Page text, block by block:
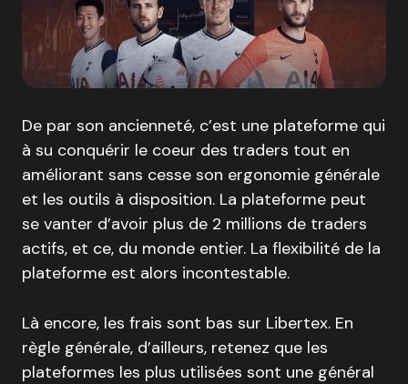
De par son ancienneté, c’est une plateforme qui
à su conquérir le coeur des traders tout en
améliorant sans cesse son ergonomie générale
et les outils à disposition. La plateforme peut
se vanter d’avoir plus de 2 millions de traders
actifs, et ce, du monde entier. La flexibilité de la
plateforme est alors incontestable.
Là encore, les frais sont bas sur Libertex. En
règle générale, d’ailleurs, retenez que les
plateformes les plus utilisées sont une général